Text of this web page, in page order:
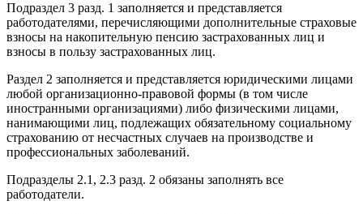
Подраздел 3 разд. 1 заполняется и представляется
работодателями, перечисляющими дополнительные страховые
взносы на накопительную пенсию застрахованных лиц и
взносы в пользу застрахованных лиц.
Раздел 2 заполняется и представляется юридическими лицами
любой организационно-правовой формы (в том числе
иностранными организациями) либо физическими лицами,
нанимающими лиц, подлежащих обязательному социальному
страхованию от несчастных случаев на производстве и
профессиональных заболеваний.
Подразделы 2.1, 2.3 разд. 2 обязаны заполнять все
работодатели.